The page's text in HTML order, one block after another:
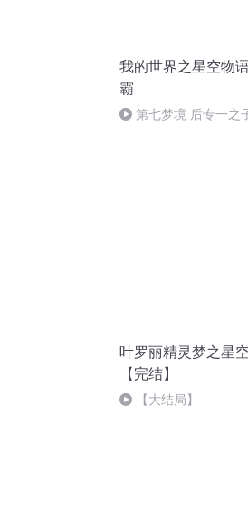
我的世界之星空物
霸
第七梦境 后专一之
叶罗丽精灵梦之星
【完结】
【大结局】